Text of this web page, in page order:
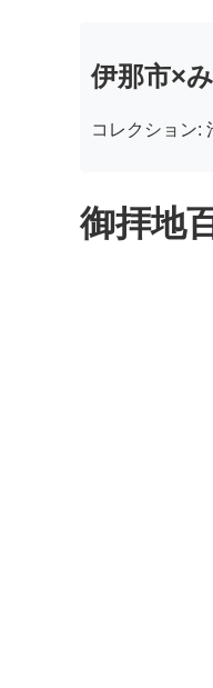
伊那市×
コレクション:
御拝地